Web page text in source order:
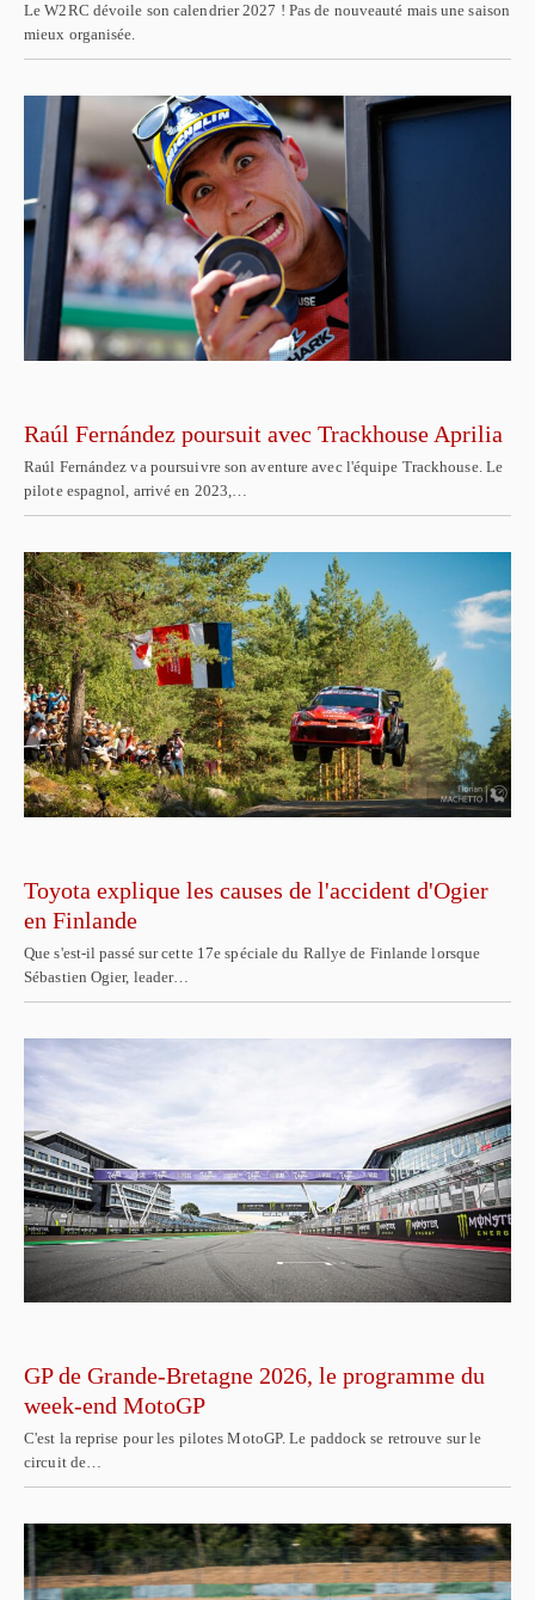
Le W2RC dévoile son calendrier 2027 ! Pas de nouveauté mais une saison
mieux organisée.
Raúl Fernández poursuit avec Trackhouse Aprilia
Raúl Fernández va poursuivre son aventure avec l'équipe Trackhouse. Le
pilote espagnol, arrivé en 2023,…
Toyota explique les causes de l'accident d'Ogier
en Finlande
Que s'est-il passé sur cette 17e spéciale du Rallye de Finlande lorsque
Sébastien Ogier, leader…
GP de Grande-Bretagne 2026, le programme du
week-end MotoGP
C'est la reprise pour les pilotes MotoGP. Le paddock se retrouve sur le
circuit de…